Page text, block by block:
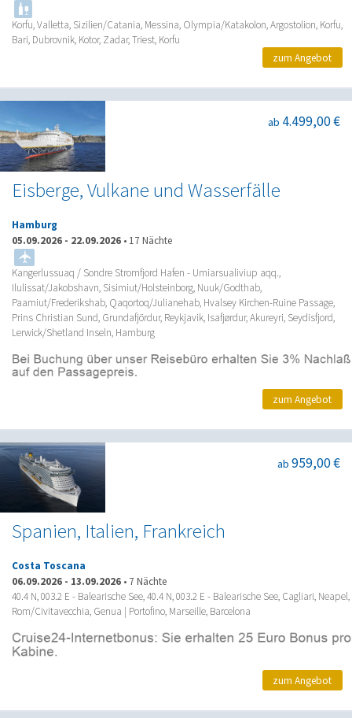
Korfu, Valletta, Sizilien/Catania, Messina, Olympia/Katakolon, Argostolion, Korfu,
Bari, Dubrovnik, Kotor, Zadar, Triest, Korfu
zum Angebot
Eisberge, Vulkane und Wasserfälle
ab 4.499,00 €
Hamburg
05.09.2026 - 22.09.2026 • 17 Nächte
Kangerlussuaq / Sondre Stromfjord Hafen - Umiarsualiviup aqq.,
Ilulissat/Jakobshavn, Sisimiut/Holsteinborg, Nuuk/Godthab,
Paamiut/Frederikshab, Qaqortoq/Julianehab, Hvalsey Kirchen-Ruine Passage,
Prins Christian Sund, Grundafjördur, Reykjavik, Isafjørdur, Akureyri, Seydisfjord,
Lerwick/Shetland Inseln, Hamburg
zum Angebot
Spanien, Italien, Frankreich
ab 959,00 €
Costa Toscana
06.09.2026 - 13.09.2026 • 7 Nächte
40.4 N, 003.2 E - Balearische See, 40.4 N, 003.2 E - Balearische See, Cagliari, Neapel,
Rom/Civitavecchia, Genua | Portofino, Marseille, Barcelona
zum Angebot